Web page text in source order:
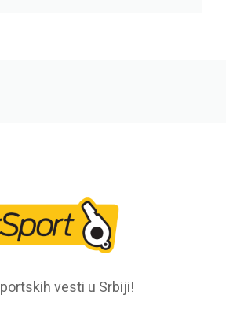
vesti u Srbiji!